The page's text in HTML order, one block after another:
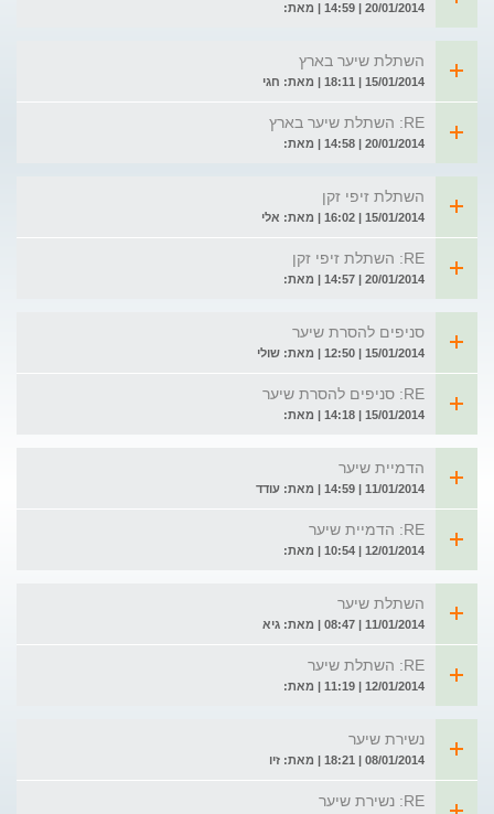
20/01/2014 | 14:59 | מאת:
השתלת שיער בארץ
15/01/2014 | 18:11 | מאת: חגי
RE: השתלת שיער בארץ
20/01/2014 | 14:58 | מאת:
השתלת זיפי זקן
15/01/2014 | 16:02 | מאת: אלי
RE: השתלת זיפי זקן
20/01/2014 | 14:57 | מאת:
סניפים להסרת שיער
15/01/2014 | 12:50 | מאת: שולי
RE: סניפים להסרת שיער
15/01/2014 | 14:18 | מאת:
הדמיית שיער
11/01/2014 | 14:59 | מאת: עודד
RE: הדמיית שיער
12/01/2014 | 10:54 | מאת:
השתלת שיער
11/01/2014 | 08:47 | מאת: גיא
RE: השתלת שיער
12/01/2014 | 11:19 | מאת:
נשירת שיער
08/01/2014 | 18:21 | מאת: זיו
RE: נשירת שיער